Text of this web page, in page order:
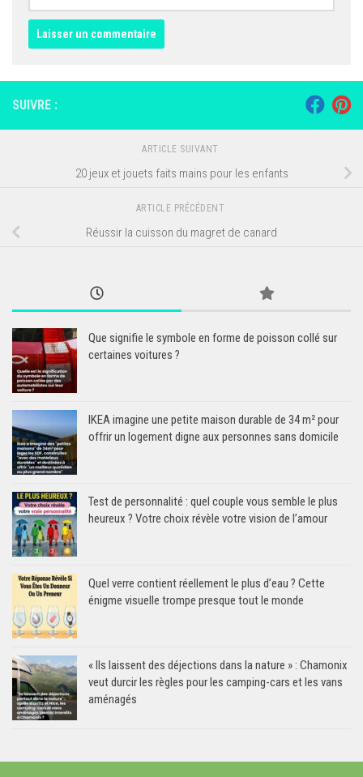
SUIVRE :
ARTICLE SUIVANT
20 jeux et jouets faits mains pour les enfants
ARTICLE PRÉCÉDENT
Réussir la cuisson du magret de canard
Que signifie le symbole en forme de poisson collé sur
certaines voitures ?
IKEA imagine une petite maison durable de 34 m² pour
offrir un logement digne aux personnes sans domicile
Test de personnalité : quel couple vous semble le plus
heureux ? Votre choix révèle votre vision de l’amour
Quel verre contient réellement le plus d’eau ? Cette
énigme visuelle trompe presque tout le monde
« Ils laissent des déjections dans la nature » : Chamonix
veut durcir les règles pour les camping-cars et les vans
aménagés